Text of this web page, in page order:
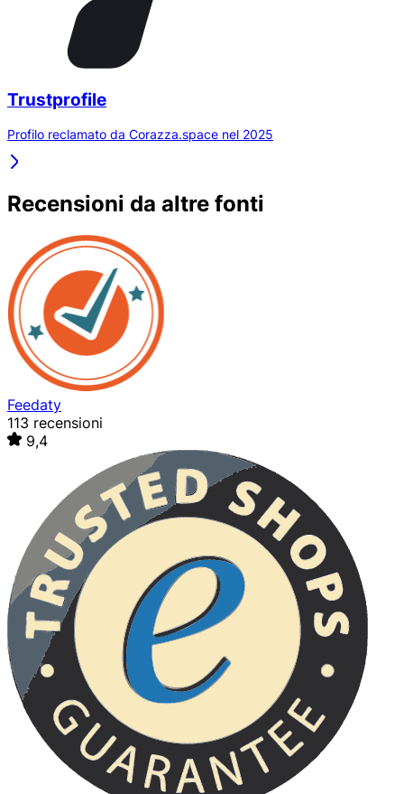
Trustprofile
Profilo reclamato da Corazza.space nel 2025
Recensioni da altre fonti
Feedaty
113 recensioni
9,4